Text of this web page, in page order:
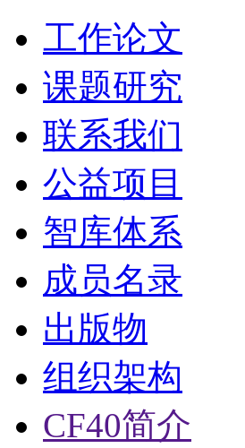
工作论文
课题研究
联系我们
公益项目
智库体系
成员名录
出版物
组织架构
CF40简介